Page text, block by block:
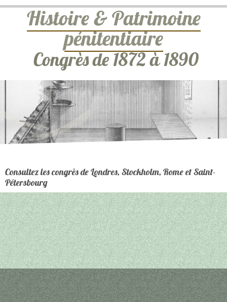
Histoire & Patrimoine
pénitentiaire
Congrès de 1872 à 1890
Consultez les congrès de Londres, Stockholm, Rome et Saint-
Pétersbourg